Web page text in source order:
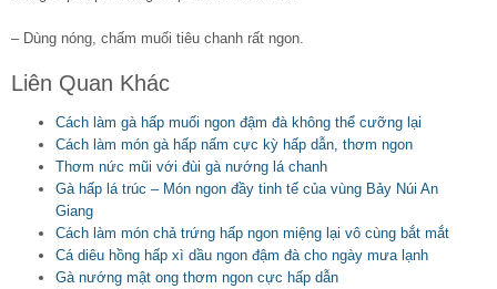
– Dùng nóng, chấm muối tiêu chanh rất ngon.
Liên Quan Khác
Cách làm gà hấp muối ngon đậm đà không thể cưỡng lại
Cách làm món gà hấp nấm cực kỳ hấp dẫn, thơm ngon
Thơm nức mũi với đùi gà nướng lá chanh
Gà hấp lá trúc – Món ngon đầy tinh tế của vùng Bảy Núi An
Giang
Cách làm món chả trứng hấp ngon miệng lại vô cùng bắt mắt
Cá diêu hồng hấp xì dầu ngon đậm đà cho ngày mưa lạnh
Gà nướng mật ong thơm ngon cực hấp dẫn